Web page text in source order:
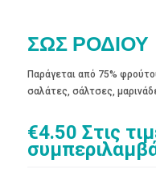
ΣΩΣ ΡΟΔΙΟΥ
Παράγεται από 75%
σαλάτες, σάλτσες,
€4.50 Στις